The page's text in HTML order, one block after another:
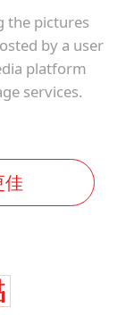
the pictures
by a user
platform
services.
佳